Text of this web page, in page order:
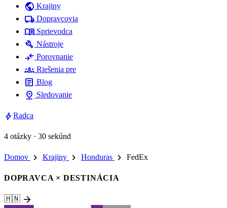
public Krajiny
local_shipping Dopravcovia
menu_book Sprievodca
build Nástroje
compare_arrows Porovnanie
groups Riešenia pre
article Blog
pin_drop Sledovanie
boltRadca
4 otázky · 30 sekúnd
Domov chevron_right Krajiny chevron_right Honduras chevron_right FedEx
DOPRAVCA × DESTINÁCIA
🇭🇳 arrow_forward